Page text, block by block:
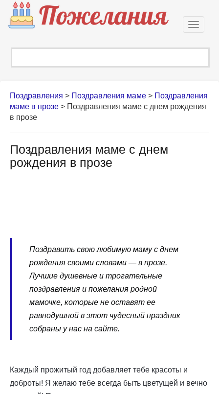
Поздравления > Поздравления маме > Поздравления
маме в прозе > Поздравления маме с днем рождения
в прозе
Поздравления маме с днем
рождения в прозе
Поздравить свою любимую маму с днем
рождения своими словами — в прозе.
Лучшие душевные и трогательные
поздравления и пожелания родной
мамочке, которые не оставят ее
равнодушной в этот чудесный праздник
собраны у нас на сайте.
Каждый прожитый год добавляет тебе красоты и
доброты! Я желаю тебе всегда быть цветущей и вечно